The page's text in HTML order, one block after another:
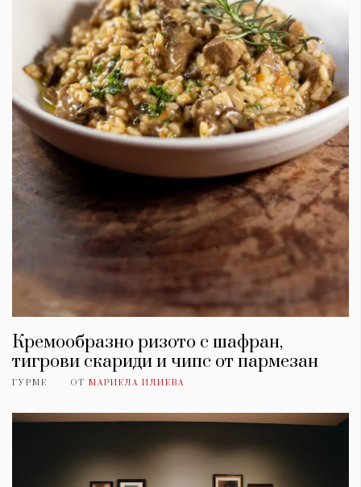
Кремообразно ризото с шафран,
тигрови скариди и чипс от пармезан
ГУРМЕ ОТ МАРИЕЛА ИЛИЕВА